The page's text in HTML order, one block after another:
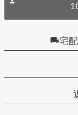
宅